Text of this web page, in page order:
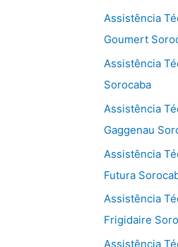
Assistência
Goumert
Assistência
Sorocaba
Assistência
Gaggenau
Assistência
Futura
Assistência
Frigidaire
Assistência